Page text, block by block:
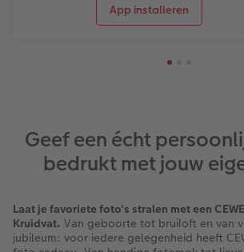
App installeren
Geef een écht
bedrukt met jouw
Laat je favoriete foto's stralen met een
Kruidvat. Van geboorte tot bruiloft en van
jubileum: voor iedere gelegenheid heeft